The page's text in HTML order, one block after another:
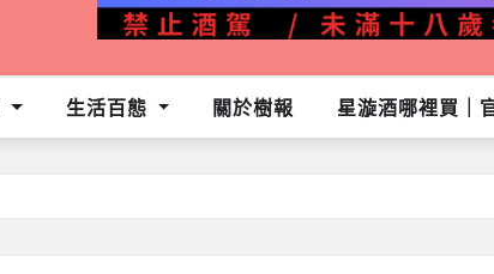
生活百態 關於樹報 星漩酒哪裡買｜